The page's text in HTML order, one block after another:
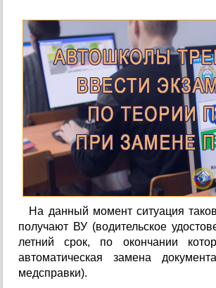
На данный момент ситуация
получают ВУ (водительское
летний срок, по окончании
автоматическая замена
медсправки).